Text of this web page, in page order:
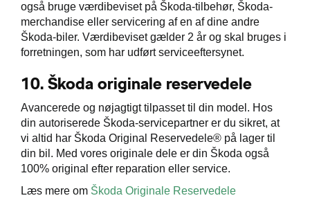
også bruge værdibeviset på Škoda-tilbehør, Škoda-
merchandise eller servicering af en af dine andre
Škoda-biler. Værdibeviset gælder 2 år og skal bruges i
forretningen, som har udført serviceeftersynet.
10. Škoda originale reservedele
Avancerede og nøjagtigt tilpasset til din model. Hos
din autoriserede Škoda-servicepartner er du sikret, at
vi altid har Škoda Original Reservedele® på lager til
din bil. Med vores originale dele er din Škoda også
100% original efter reparation eller service.
Læs mere om Škoda Originale Reservedele